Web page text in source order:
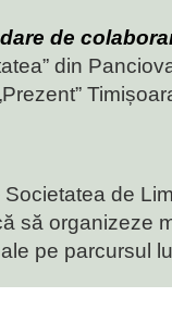
de
din
Societatea de
să organizeze
pe parcursul